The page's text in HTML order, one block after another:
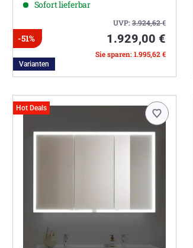
Sofort lieferbar
UVP:3.924,62€
-51% 1.929,00 €
Sie sparen: 1.995,62 €
Varianten
Hot Deals